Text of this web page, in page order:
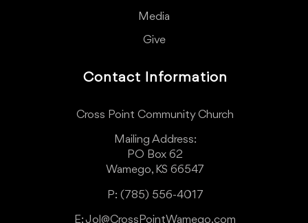
Media
Give
Contact Information
Cross Point Community Church
Mailing Address:
PO Box 62
Wamego, KS 66547
P: (785) 556-4017
E: Jol@CrossPointWamego.com